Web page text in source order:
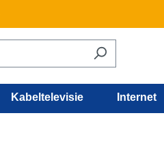
Kabeltelevisie Internet